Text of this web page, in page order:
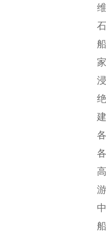
维
石油
船舶
家电
浸入
绝
建筑
各种
各种
高速
游
中
船